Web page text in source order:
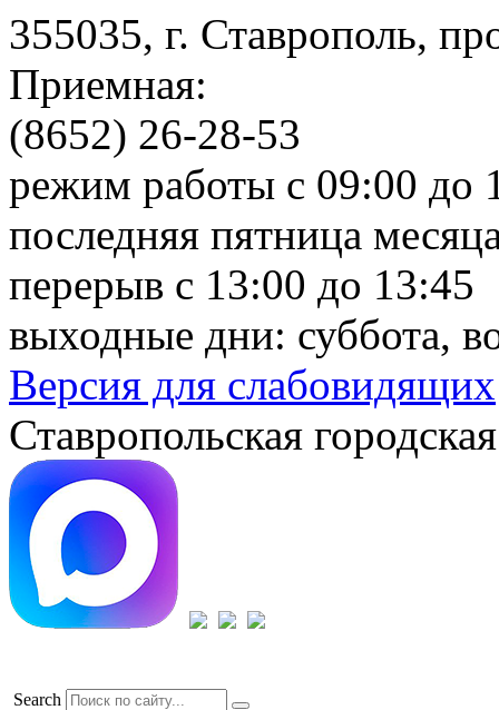
355035, г. Ставрополь,
Приемная:
(8652) 26-28-53
режим работы с 09:00 до
последняя пятница
перерыв с 13:00 до 13:45
выходные дни: суббота,
Версия для слабовидящих
Ставропольская
Search